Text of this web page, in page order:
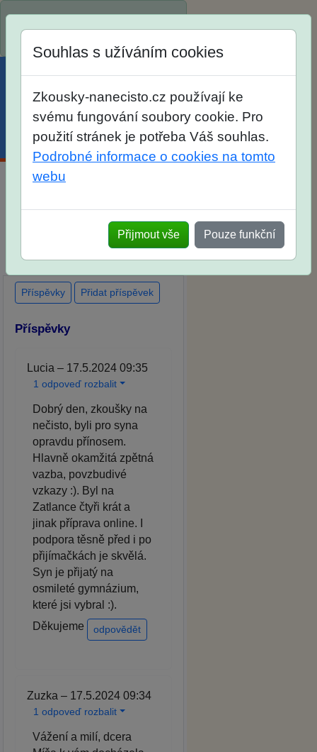
Menu Účet Košík
po skutečných přijímacích
zkouškách
Souhlas s užíváním cookies
Zkousky-nanecisto.cz používají ke
svému fungování soubory cookie. Pro
použití stránek je potřeba Váš souhlas.
Podrobné informace o cookies na tomto
webu
Přijmout vše Pouze funkční
Příspěvky Přidat příspěvek
Příspěvky
Lucia – 17.5.2024 09:35
1 odpoveď rozbalit
Dobrý den, zkoušky na
nečisto, byli pro syna
opravdu přínosem.
Hlavně okamžitá zpětná
vazba, povzbudivé
vzkazy :). Byl na
Zatlance čtyři krát a
jinak příprava online. I
podpora těsně před i po
přijímačkách je skvělá.
Syn je přijatý na
osmileté gymnázium,
které jsi vybral :).
Děkujeme
odpovědět
Zuzka – 17.5.2024 09:34
1 odpoveď rozbalit
Vážení a milí, dcera